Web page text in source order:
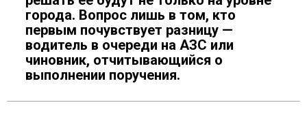
города. Вопрос лишь в том, кто
первым почувствует разницу —
водитель в очереди на АЗС или
чиновник, отчитывающийся о
выполнении поручения.